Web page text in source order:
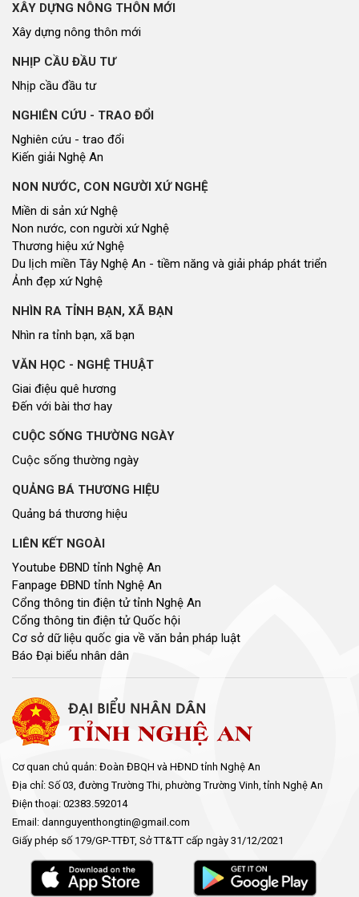
XÂY DỰNG NÔNG THÔN MỚI
Xây dựng nông thôn mới
NHỊP CẦU ĐẦU TƯ
Nhịp cầu đầu tư
NGHIÊN CỨU - TRAO ĐỔI
Nghiên cứu - trao đổi
Kiến giải Nghệ An
NON NƯỚC, CON NGƯỜI XỨ NGHỆ
Miền di sản xứ Nghệ
Non nước, con người xứ Nghệ
Thương hiệu xứ Nghệ
Du lịch miền Tây Nghệ An - tiềm năng và giải pháp phát triển
Ảnh đẹp xứ Nghệ
NHÌN RA TỈNH BẠN, XÃ BẠN
Nhìn ra tỉnh bạn, xã bạn
VĂN HỌC - NGHỆ THUẬT
Giai điệu quê hương
Đến với bài thơ hay
CUỘC SỐNG THƯỜNG NGÀY
Cuộc sống thường ngày
QUẢNG BÁ THƯƠNG HIỆU
Quảng bá thương hiệu
LIÊN KẾT NGOÀI
Youtube ĐBND tỉnh Nghệ An
Fanpage ĐBND tỉnh Nghệ An
Cổng thông tin điện tử tỉnh Nghệ An
Cổng thông tin điện tử Quốc hội
Cơ sở dữ liệu quốc gia về văn bản pháp luật
Báo Đại biểu nhân dân
Cơ quan chủ quản: Đoàn ĐBQH và HĐND tỉnh Nghệ An
Địa chỉ: Số 03, đường Trường Thi, phường Trường Vinh, tỉnh Nghệ An
Điện thoại: 02383.592014
Email: dannguyenthongtin@gmail.com
Giấy phép số 179/GP-TTĐT, Sở TT&TT cấp ngày 31/12/2021